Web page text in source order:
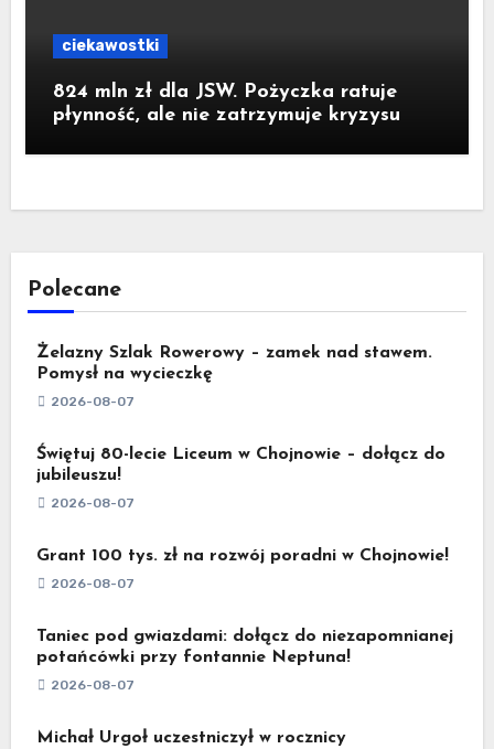
ciekawostki
824 mln zł dla JSW. Pożyczka ratuje
płynność, ale nie zatrzymuje kryzysu
Polecane
Żelazny Szlak Rowerowy – zamek nad stawem.
Pomysł na wycieczkę
2026-08-07
Świętuj 80-lecie Liceum w Chojnowie – dołącz do
jubileuszu!
2026-08-07
Grant 100 tys. zł na rozwój poradni w Chojnowie!
2026-08-07
Taniec pod gwiazdami: dołącz do niezapomnianej
potańcówki przy fontannie Neptuna!
2026-08-07
Michał Urgoł uczestniczył w rocznicy